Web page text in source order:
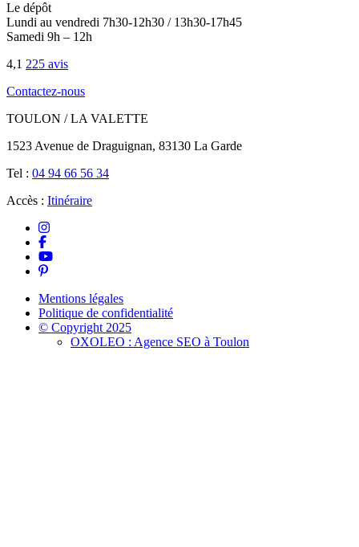
Le dépôt
Lundi au vendredi 7h30-12h30 / 13h30-17h45
Samedi 9h – 12h
4,1 225 avis
Contactez-nous
TOULON / LA VALETTE
1523 Avenue de Draguignan, 83130 La Garde
Tel : 04 94 66 56 34
Accès : Itinéraire
Mentions légales
Politique de confidentialité
© Copyright 2025
OXOLEO : Agence SEO à Toulon